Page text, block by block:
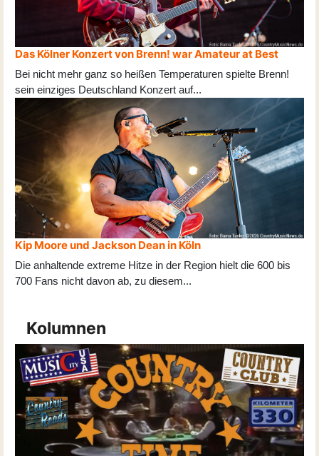
Das Kölner Konzert von Brenn! war Amateur at Best
Bei nicht mehr ganz so heißen Temperaturen spielte Brenn!
sein einziges Deutschland Konzert auf...
Kip Moore und Jackson Dean in Köln
Die anhaltende extreme Hitze in der Region hielt die 600 bis
700 Fans nicht davon ab, zu diesem...
Kolumnen